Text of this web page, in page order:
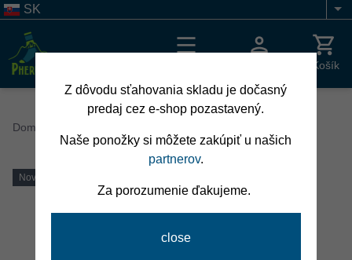
Skočiť
hlavný
obsah
SK
Košík
Breadcrumb
Domov
Novinka
Z dôvodu sťahovania skladu je dočasný
predaj cez e-shop pozastavený.
Naše ponožky si môžete zakúpiť u našich
partnerov.
Za porozumenie ďakujeme.